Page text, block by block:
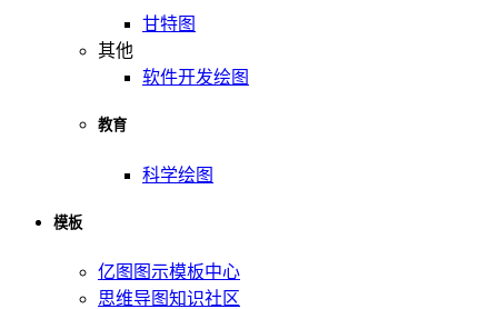
甘特图
其他
软件开发绘图
教育
科学绘图
模板
亿图图示模板中心
思维导图知识社区